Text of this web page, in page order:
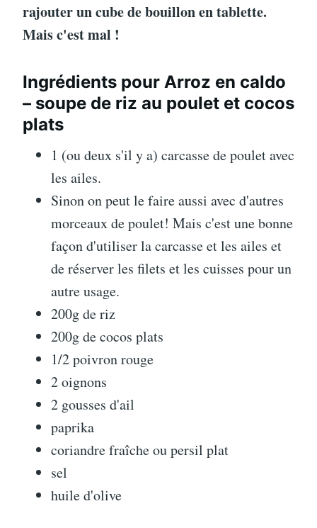
rajouter un cube de bouillon en tablette.
Mais c'est mal !
Ingrédients pour Arroz en caldo
– soupe de riz au poulet et cocos
plats
1 (ou deux s'il y a) carcasse de poulet avec
les ailes.
Sinon on peut le faire aussi avec d'autres
morceaux de poulet! Mais c'est une bonne
façon d'utiliser la carcasse et les ailes et
de réserver les filets et les cuisses pour un
autre usage.
200g de riz
200g de cocos plats
1/2 poivron rouge
2 oignons
2 gousses d'ail
paprika
coriandre fraîche ou persil plat
sel
huile d'olive